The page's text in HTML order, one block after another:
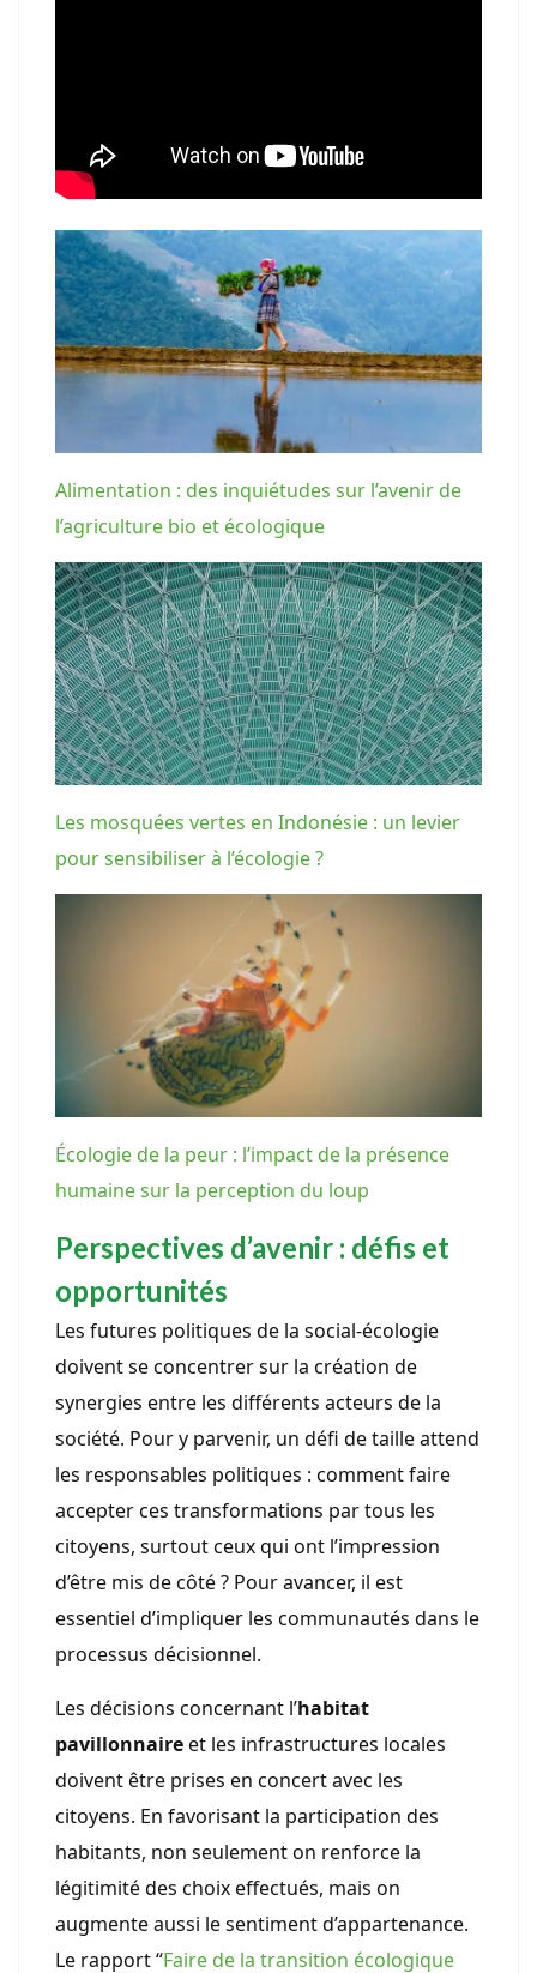
Alimentation : des inquiétudes sur l’avenir de
l’agriculture bio et écologique
Les mosquées vertes en Indonésie : un levier
pour sensibiliser à l’écologie ?
Écologie de la peur : l’impact de la présence
humaine sur la perception du loup
Perspectives d’avenir : défis et
opportunités
Les futures politiques de la social-écologie
doivent se concentrer sur la création de
synergies entre les différents acteurs de la
société. Pour y parvenir, un défi de taille attend
les responsables politiques : comment faire
accepter ces transformations par tous les
citoyens, surtout ceux qui ont l’impression
d’être mis de côté ? Pour avancer, il est
essentiel d’impliquer les communautés dans le
processus décisionnel.
Les décisions concernant l’habitat
pavillonnaireet les infrastructures locales
doivent être prises en concert avec les
citoyens. En favorisant la participation des
habitants, non seulement on renforce la
légitimité des choix effectués, mais on
augmente aussi le sentiment d’appartenance.
Le rapport “Faire de la transition écologique